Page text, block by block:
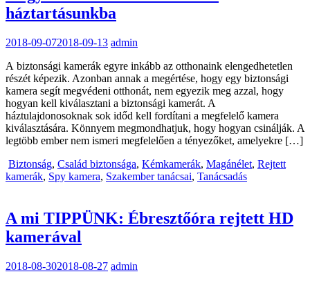
háztartásunkba
2018-09-072018-09-13 admin
A biztonsági kamerák egyre inkább az otthonaink elengedhetetlen
részét képezik. Azonban annak a megértése, hogy egy biztonsági
kamera segít megvédeni otthonát, nem egyezik meg azzal, hogy
hogyan kell kiválasztani a biztonsági kamerát. A
háztulajdonosoknak sok időd kell fordítani a megfelelő kamera
kiválasztására. Könnyem megmondhatjuk, hogy hogyan csinálják. A
legtöbb ember nem ismeri megfelelően a tényezőket, amelyekre […]
Biztonság, Család biztonsága, Kémkamerák, Magánélet, Rejtett
kamerák, Spy kamera, Szakember tanácsai, Tanácsadás
A mi TIPPÜNK: Ébresztőóra rejtett HD
kamerával
2018-08-302018-08-27 admin